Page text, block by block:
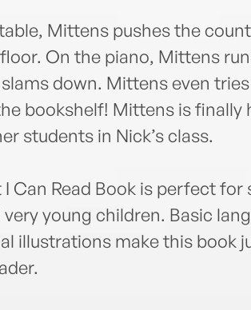
Mittens pushes the
On the piano, Mittens
down. Mittens even
bookshelf! Mittens is finally
students in Nick’s class.
I Can Read Book is perfect
young children. Basic
illustrations make this book